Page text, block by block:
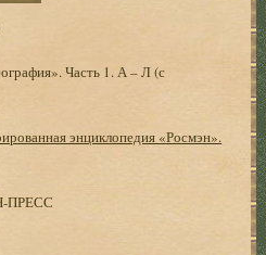
Часть 1. А – Л (с
энциклопедия «Росмэн».
ПРЕСС